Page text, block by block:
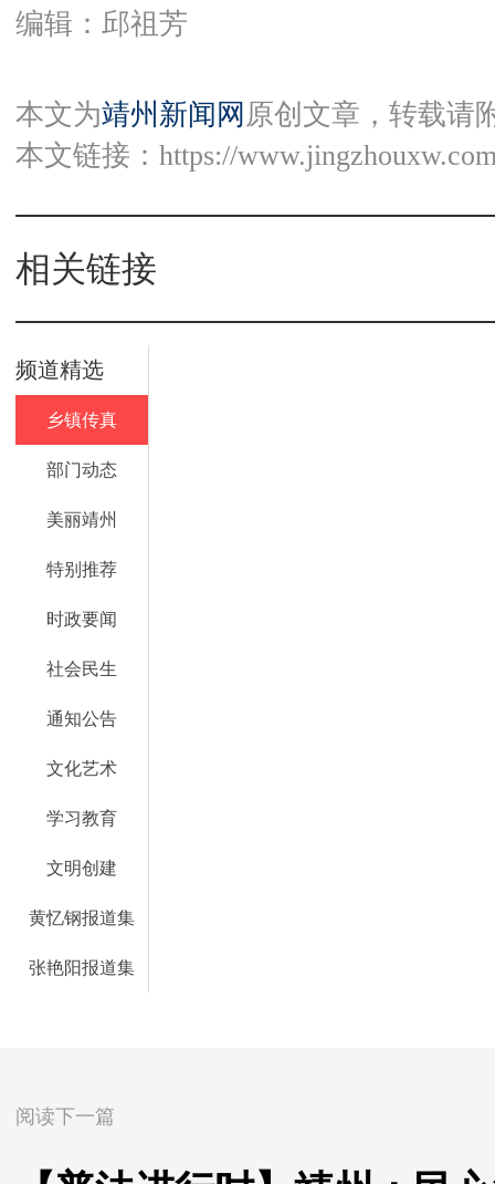
编辑：邱祖芳
本文为靖州新闻网 原创文章，转载请
本文链接： https://
相关链接
频道精选
乡镇传真
部门动态
美丽靖州
特别推荐
时政要闻
社会民生
通知公告
文化艺术
学习教育
文明创建
黄忆钢报道集
张艳阳报道集
阅读下一篇